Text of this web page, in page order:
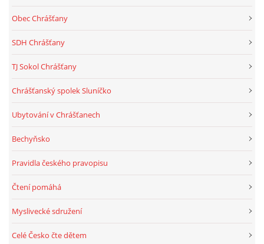
Obec Chrášťany
SDH Chrášťany
TJ Sokol Chrášťany
Chrášťanský spolek Sluníčko
Ubytování v Chrášťanech
Bechyňsko
Pravidla českého pravopisu
Čtení pomáhá
Myslivecké sdružení
Celé Česko čte dětem